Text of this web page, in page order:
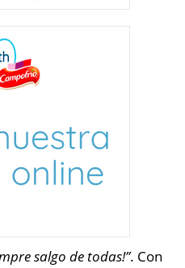
salgo de todas!”. Con